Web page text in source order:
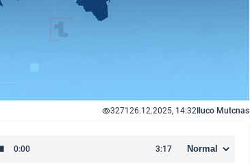
327126.12.2025, 14:32Iluco Mutcnas